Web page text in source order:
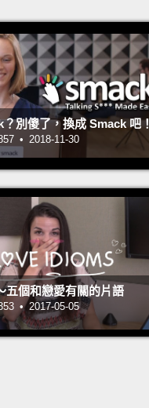
別傻了，換成 Smack 吧！
• 2018-11-30
五個和戀愛有關的片語
• 2017-05-05